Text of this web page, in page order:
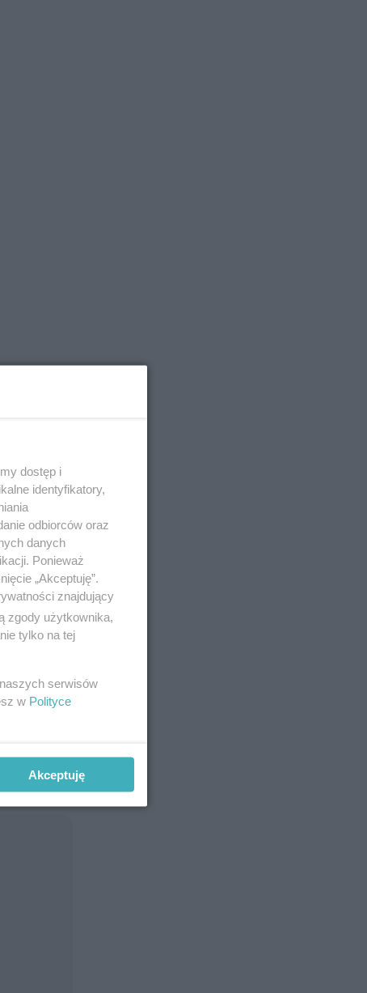
dostęp i
identyfikatory,
odbiorców oraz
danych
Ponieważ
„Akceptuję”.
znajdujący
zgody użytkownika,
tylko na tej
serwisów
w Polityce
Akceptuję